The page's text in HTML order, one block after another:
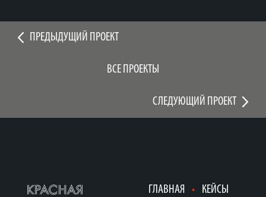
ПРЕДЫДУЩИЙ ПРОЕКТ
ВСЕ ПРОЕКТЫ
СЛЕДУЮЩИЙ ПРОЕКТ
ГЛАВНАЯ •
КЕЙСЫ